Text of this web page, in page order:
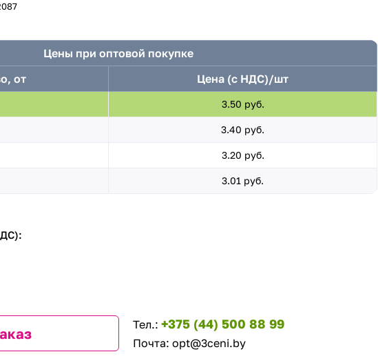
Цены при оптовой покупке
от
Цена (с НДС)/шт
3.50 руб.
3.40 руб.
3.20 руб.
3.01 руб.
Тел.: +375 (44) 500 88 99
Почта: opt@3ceni.by